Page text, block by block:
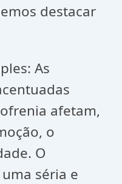
destacar
As
afetam,
o
O
séria e